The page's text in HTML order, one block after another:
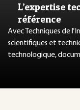
L’expertise
référence
Avec Techniques de
scientifiques et
technologique,